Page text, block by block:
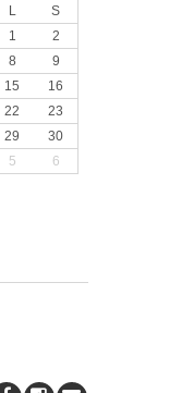
L
S
1
2
8
9
15
16
22
23
29
30
5 6